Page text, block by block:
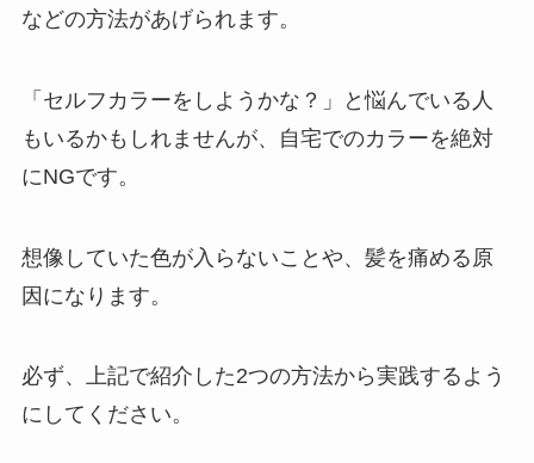
などの方法があげられます。
「セルフカラーをしようかな？」と悩んでいる人
もいるかもしれませんが、自宅でのカラーを絶対
にNGです。
想像していた色が入らないことや、髪を痛める原
因になります。
必ず、上記で紹介した2つの方法から実践するよう
にしてください。